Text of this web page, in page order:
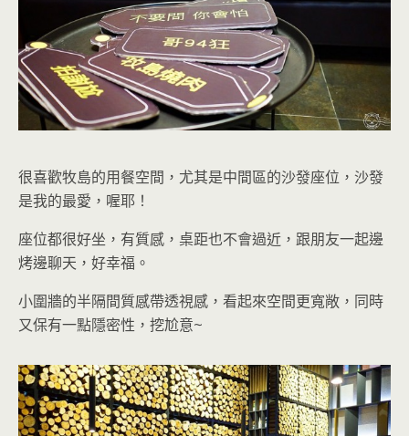
很喜歡牧島的用餐空間，尤其是中間區的沙發座位 ，沙發
是我的最愛，喔耶！
座位都很好坐，有質感，桌距也不會過近，跟朋友一起邊
烤邊聊天，好幸福。
小圍牆的半隔間質感帶透視感，看起來空間更寬敞，同時
又保有一點隱密性 ，挖尬意~